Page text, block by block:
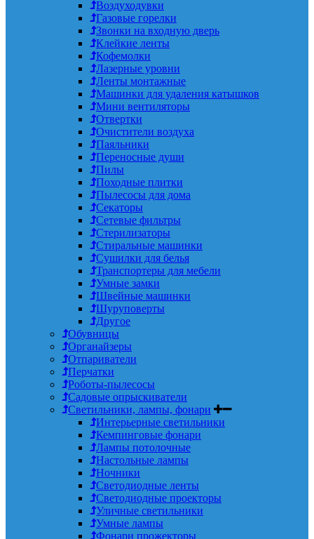
Воздуходувки
Газовые горелки
Звонки на входную дверь
Клейкие ленты
Кофемолки
Лазерные уровни
Ленты монтажные
Машинки для удаления катышков
Мини вентиляторы
Отвертки
Очистители воздуха
Паяльники
Переносные души
Пилы
Походные плитки
Пылесосы для дома
Секаторы
Сетевые фильтры
Стерилизаторы
Стиральные машинки
Сушилки для белья
Транспортеры для мебели
Умные замки
Швейные машинки
Шуруповерты
Другое
Обувницы
Органайзеры
Отпариватели
Перчатки
Роботы-пылесосы
Садовые опрыскиватели
Светильники, лампы, фонари
Интерьерные светильники
Кемпинговые фонари
Лампы потолочные
Настольные лампы
Ночники
Светодиодные ленты
Светодиодные проекторы
Уличные светильники
Умные лампы
Фонари прожекторы